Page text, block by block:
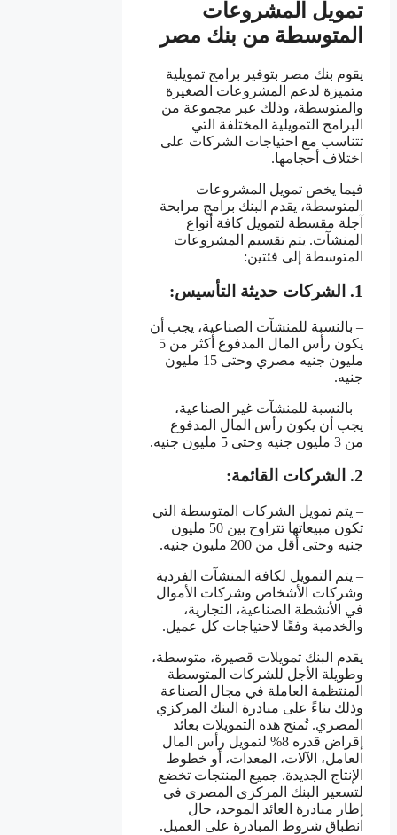
تمويل المشروعات
المتوسطة من بنك مصر
يقوم بنك مصر بتوفير برامج تمويلية
متميزة لدعم المشروعات الصغيرة
والمتوسطة، وذلك عبر مجموعة من
البرامج التمويلية المختلفة التي
تتناسب مع احتياجات الشركات على
اختلاف أحجامها.
فيما يخص تمويل المشروعات
المتوسطة، يقدم البنك برامج مرابحة
آجلة مقسطة لتمويل كافة أنواع
المنشآت. يتم تقسيم المشروعات
المتوسطة إلى فئتين:
1. الشركات حديثة التأسيس:
– بالنسبة للمنشآت الصناعية، يجب أن
يكون رأس المال المدفوع أكثر من 5
مليون جنيه مصري وحتى 15 مليون
جنيه.
– بالنسبة للمنشآت غير الصناعية،
يجب أن يكون رأس المال المدفوع
من 3 مليون جنيه وحتى 5 مليون جنيه.
2. الشركات القائمة:
– يتم تمويل الشركات المتوسطة التي
تكون مبيعاتها تتراوح بين 50 مليون
جنيه وحتى أقل من 200 مليون جنيه.
– يتم التمويل لكافة المنشآت الفردية
وشركات الأشخاص وشركات الأموال
في الأنشطة الصناعية، التجارية،
والخدمية وفقًا لاحتياجات كل عميل.
يقدم البنك تمويلات قصيرة، متوسطة،
وطويلة الأجل للشركات المتوسطة
المنتظمة العاملة في مجال الصناعة
وذلك بناءً على مبادرة البنك المركزي
المصري. تُمنح هذه التمويلات بعائد
إقراض قدره 8% لتمويل رأس المال
العامل، الآلات، المعدات، أو خطوط
الإنتاج الجديدة. جميع المنتجات تخضع
لتسعير البنك المركزي المصري في
إطار مبادرة العائد الموحد، حال
انطباق شروط المبادرة على العميل.